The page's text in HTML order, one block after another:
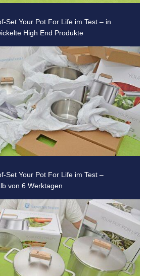
Set Your Pot For Life im Test – in
High End Produkte
Set Your Pot For Life im Test –
von 6 Werktagen